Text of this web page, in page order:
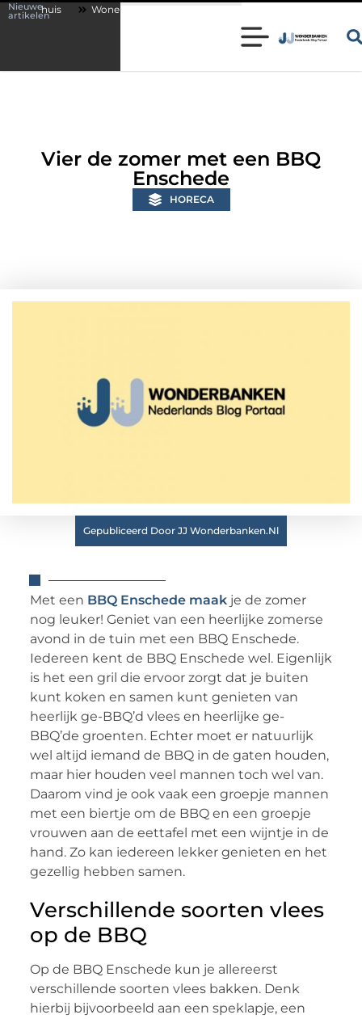
Nieuwe
artikelen
Wonen in een karakteristieke woning in Bunschoten? Controleer of je
Vier de zomer met een BBQ
Enschede
HORECA
Gepubliceerd Door JJ Wonderbanken.nl
Met een BBQ Enschede maak je de zomer
nog leuker! Geniet van een heerlijke zomerse
avond in de tuin met een BBQ Enschede.
Iedereen kent de BBQ Enschede wel. Eigenlijk
is het een gril die ervoor zorgt dat je buiten
kunt koken en samen kunt genieten van
heerlijk ge-BBQ’d vlees en heerlijke ge-
BBQ’de groenten. Echter moet er natuurlijk
wel altijd iemand de BBQ in de gaten houden,
maar hier houden veel mannen toch wel van.
Daarom vind je ook vaak een groepje mannen
met een biertje om de BBQ en een groepje
vrouwen aan de eettafel met een wijntje in de
hand. Zo kan iedereen lekker genieten en het
gezellig hebben samen.
Verschillende soorten vlees
op de BBQ
Op de BBQ Enschede kun je allereerst
verschillende soorten vlees bakken. Denk
hierbij bijvoorbeeld aan een speklapje, een